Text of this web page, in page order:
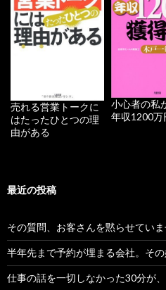
売れる営業トークに
はたったひとつの理
由がある
小心者の私
年収1200万
最近の投稿
その質問、お客さんを黙らせていま
半年先まで予約が埋まる会社。そ
仕事の話を一切しなかった30分が